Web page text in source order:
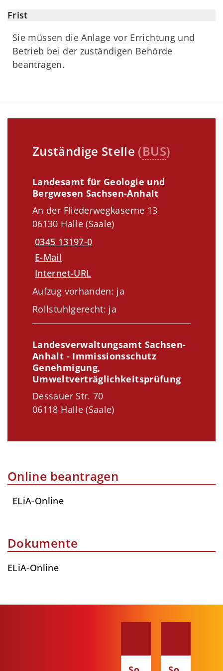
Frist
Sie müssen die Anlage vor Errichtung und
Betrieb bei der zuständigen Behörde
beantragen.
Zuständige Stelle (BUS)
Landesamt für Geologie und
Bergwesen Sachsen-Anhalt
An der Fliederwegkaserne 13
06130 Halle (Saale)
0345 13197-0
E-Mail
Internet-URL
Aufzug vorhanden: ja
Rollstuhlgerecht: ja
Landesverwaltungsamt Sachsen-
Anhalt - Immissionsschutz
Genehmigung,
Umweltverträglichkeitsprüfung
Dessauer Str. 70
06118 Halle (Saale)
Online beantragen
ELiA-Online
Dokumente
ELiA-Online